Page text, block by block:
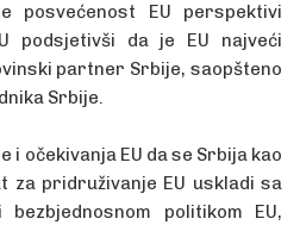
posvećenost EU perspektivi
podsjetivši da je EU najveći
partner Srbije, saopšteno
Srbije.
i očekivanja EU da se Srbija kao
za pridruživanje EU uskladi sa
politikom EU,